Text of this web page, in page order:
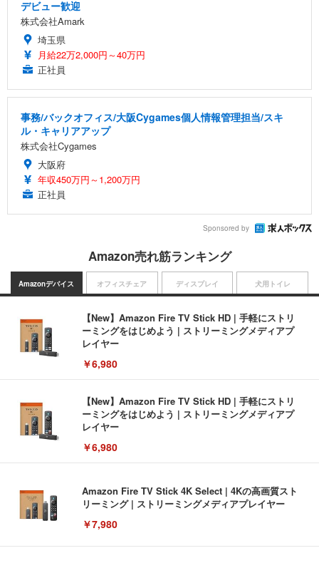
デビュー歓迎
株式会社Amark
埼玉県
月給22万2,000円～40万円
正社員
事務/バックオフィス/大阪Cygames個人情報管理担当/スキ
ル・キャリアアップ
株式会社Cygames
大阪府
年収450万円～1,200万円
正社員
Sponsored by
Amazon売れ筋ランキング
Amazonデバイス
【New】Amazon Fire TV Stick HD | 手軽にストリ
ーミングをはじめよう | ストリーミングメディアプ
レイヤー
￥6,980
【New】Amazon Fire TV Stick HD | 手軽にストリ
ーミングをはじめよう | ストリーミングメディアプ
レイヤー
￥6,980
Amazon Fire TV Stick 4K Select | 4Kの高画質スト
リーミング | ストリーミングメディアプレイヤー
￥7,980
オフィスチェア ディスプレイ 犬用トイレ